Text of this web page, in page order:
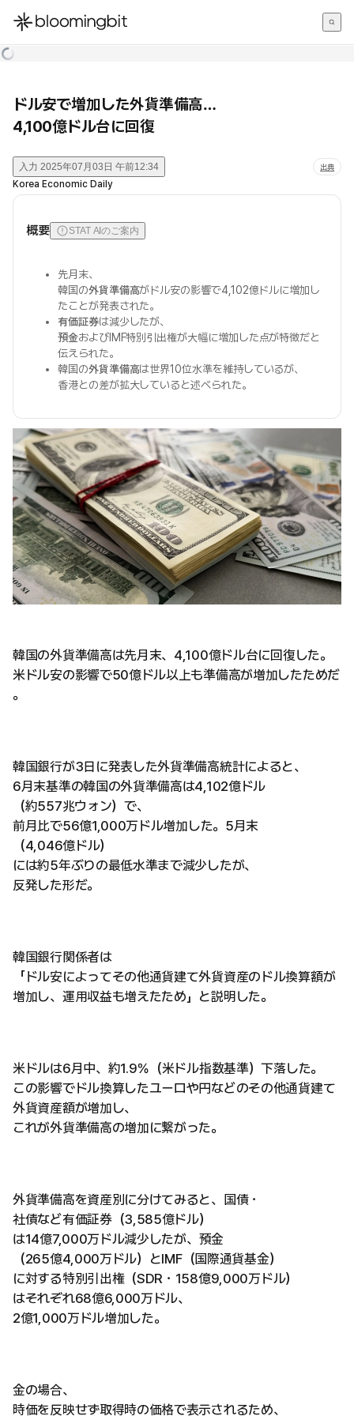
한국어
ドル安で増加した外貨準備高…
4,100億ドル台に回復
入力 2025年07月03日 午前12:34 出典
Korea Economic Daily
概要 STAT AIのご案内
先月末、
韓国の外貨準備高がドル安の影響で4,102億ドルに増加し
たことが発表された。
有価証券は減少したが、
預金およびIMF特別引出権が大幅に増加した点が特徴だと
伝えられた。
韓国の外貨準備高は世界10位水準を維持しているが、
香港との差が拡大していると述べられた。
韓国の外貨準備高は先月末、4,100億ドル台に回復した。
米ドル安の影響で50億ドル以上も準備高が増加したためだ
。
韓国銀行が3日に発表した外貨準備高統計によると、
6月末基準の韓国の外貨準備高は4,102億ドル
（約557兆ウォン）で、
前月比で56億1,000万ドル増加した。5月末
（4,046億ドル）
には約5年ぶりの最低水準まで減少したが、
反発した形だ。
韓国銀行関係者は
「ドル安によってその他通貨建て外貨資産のドル換算額が
増加し、運用収益も増えたため」と説明した。
米ドルは6月中、約1.9％（米ドル指数基準）下落した。
この影響でドル換算したユーロや円などのその他通貨建て
外貨資産額が増加し、
これが外貨準備高の増加に繋がった。
外貨準備高を資産別に分けてみると、国債・
社債など有価証券（3,585億ドル）
は14億7,000万ドル減少したが、預金
（265億4,000万ドル）とIMF（国際通貨基金）
に対する特別引出権（SDR・158億9,000万ドル）
はそれぞれ68億6,000万ドル、
2億1,000万ドル増加した。
金の場合、
時価を反映せず取得時の価格で表示されるため、